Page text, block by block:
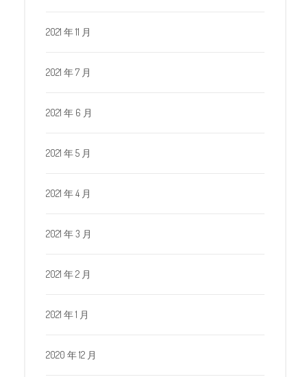
2021 年 11 月
2021 年 7 月
2021 年 6 月
2021 年 5 月
2021 年 4 月
2021 年 3 月
2021 年 2 月
2021 年 1 月
2020 年 12 月